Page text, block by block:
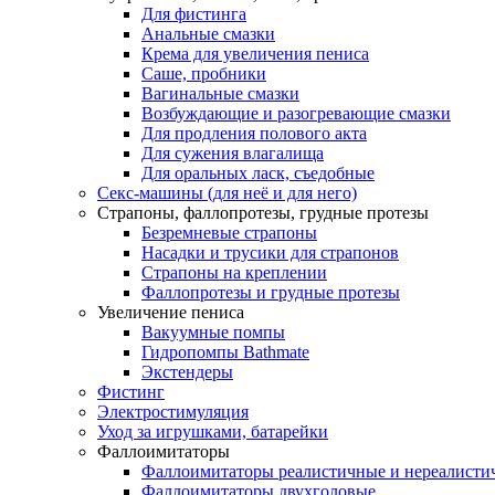
Для фистинга
Анальные смазки
Крема для увеличения пениса
Саше, пробники
Вагинальные смазки
Возбуждающие и разогревающие смазки
Для продления полового акта
Для сужения влагалища
Для оральных ласк, съедобные
Секс-машины (для неё и для него)
Страпоны, фаллопротезы, грудные протезы
Безремневые страпоны
Насадки и трусики для страпонов
Страпоны на креплении
Фаллопротезы и грудные протезы
Увеличение пениса
Вакуумные помпы
Гидропомпы Bathmate
Экстендеры
Фистинг
Электростимуляция
Уход за игрушками, батарейки
Фаллоимитаторы
Фаллоимитаторы реалистичные и
Фаллоимитаторы двухголовые